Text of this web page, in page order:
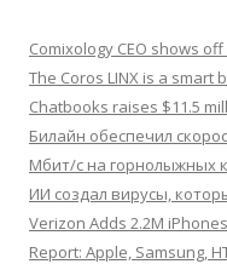
Comixology CEO shows
The Coros LINX is a
Chatbooks raises $11.5
Билайн обеспечил
Мбит/с на горнолыжных
ИИ создал вирусы,
Verizon Adds 2.2M
Report: Apple, Samsung,